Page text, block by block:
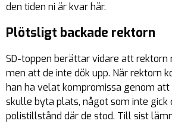
den tiden ni är kvar här.
Plötsligt backade rektorn
SD-toppen berättar vidare att rektorn
men att de inte dök upp. När rektorn
han ha velat kompromissa genom
skulle byta plats, något som inte gick
polistillstånd där de stod. Till sist